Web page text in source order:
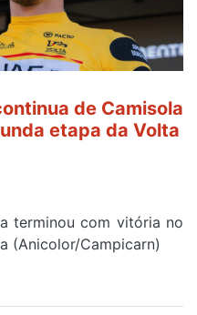
de Camisola
etapa da Volta
terminou com vitória no
(Anicolor/Campicarn)